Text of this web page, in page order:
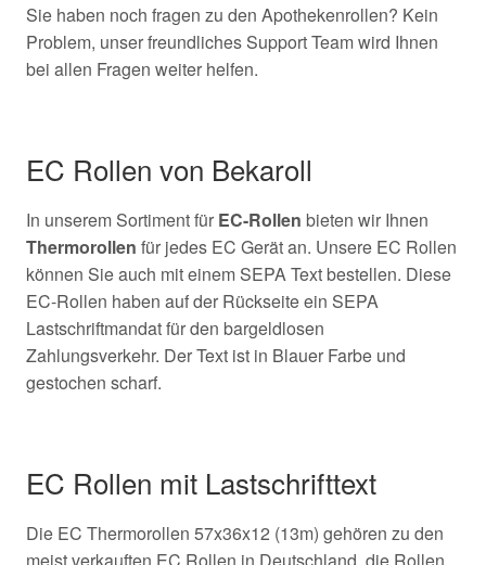
Sie haben noch fragen zu den Apothekenrollen? Kein
Problem, unser freundliches Support Team wird Ihnen
bei allen Fragen weiter helfen.
EC Rollen von Bekaroll
In unserem Sortiment für EC-Rollen bieten wir Ihnen
Thermorollen für jedes EC Gerät an. Unsere EC Rollen
können Sie auch mit einem SEPA Text bestellen. Diese
EC-Rollen haben auf der Rückseite ein SEPA
Lastschriftmandat für den bargeldlosen
Zahlungsverkehr. Der Text ist in Blauer Farbe und
gestochen scharf.
EC Rollen mit Lastschrifttext
Die EC Thermorollen 57x36x12 (13m) gehören zu den